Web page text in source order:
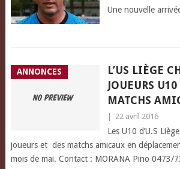
Une nouvelle
ANNONCES
L’US LIÈGE
JOUEURS
MATCHS
22 avril 2016
Les U10 d’U.S
joueurs et des matchs amicaux en
mois de mai. Contact : MORANA Pino 0473/